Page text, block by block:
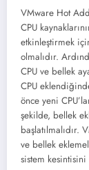
VMware Hot
CPU
etkinleştirmek
olmalıdır.
CPU ve bellek
CPU
önce yeni
şekilde, bellek
başlatılmalıdır.
ve bellek
sistem